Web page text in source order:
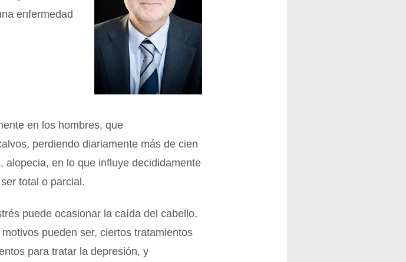
enfermedad
en los hombres, que
perdiendo diariamente más de cien
alopecia, en lo que influye decididamente
total o parcial.
puede ocasionar la caída del cabello,
pueden ser, ciertos tratamientos
para tratar la depresión, y